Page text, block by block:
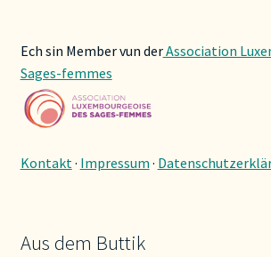
Ech sin Member vun derAssociation
Sages-femmes
Kontakt · Impressum ·
Aus dem Buttik